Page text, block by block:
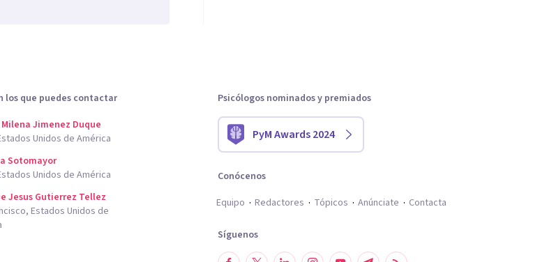
los que puedes contactar
Jimenez Duque
Unidos de América
Sotomayor
Unidos de América
Jesus Gutierrez Tellez
Estados Unidos de
Psicólogos nominados y premiados
PyM Awards 2024
Conócenos
Equipo
Redactores Tópicos Anúnciate Contacta
Síguenos